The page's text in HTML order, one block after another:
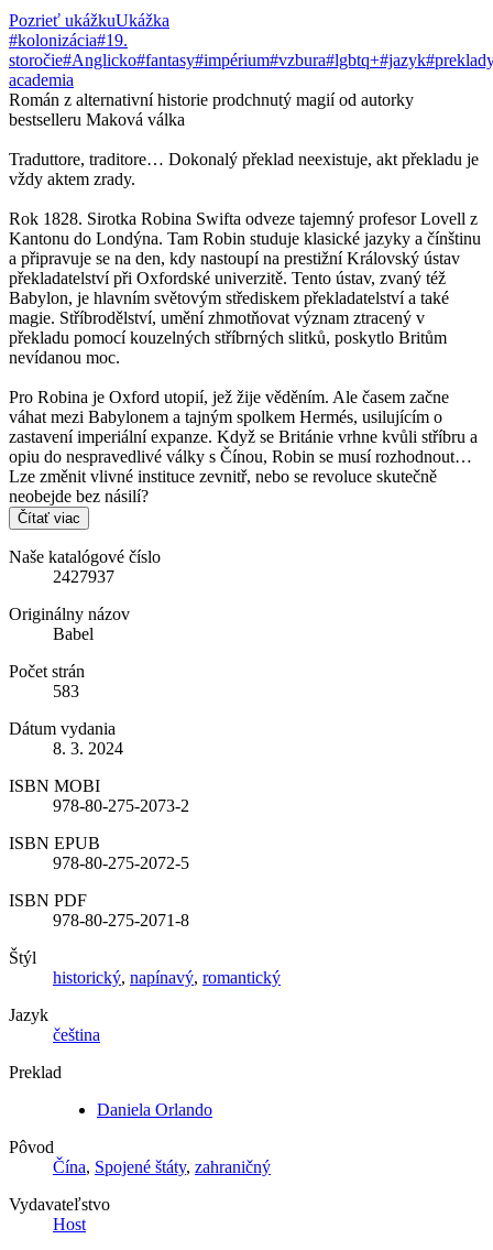
Pozrieť ukážkuUkážka
#kolonizácia#19.
storočie#Anglicko#fantasy#impérium#vzbura#lgbtq+#jazyk
academia
Román z alternativní historie prodchnutý magií od autorky
bestselleru Maková válka
Traduttore, traditore… Dokonalý překlad neexistuje, akt překladu je
vždy aktem zrady.
Rok 1828. Sirotka Robina Swifta odveze tajemný profesor Lovell z
Kantonu do Londýna. Tam Robin studuje klasické jazyky a čínštinu
a připravuje se na den, kdy nastoupí na prestižní Královský ústav
překladatelství při Oxfordské univerzitě. Tento ústav, zvaný též
Babylon, je hlavním světovým střediskem překladatelství a také
magie. Stříbrodělství, umění zhmotňovat význam ztracený v
překladu pomocí kouzelných stříbrných slitků, poskytlo Britům
nevídanou moc.
Pro Robina je Oxford utopií, jež žije věděním. Ale časem začne
váhat mezi Babylonem a tajným spolkem Hermés, usilujícím o
zastavení imperiální expanze. Když se Británie vrhne kvůli stříbru a
opiu do nespravedlivé války s Čínou, Robin se musí rozhodnout…
Lze změnit vlivné instituce zevnitř, nebo se revoluce skutečně
neobejde bez násilí?
Čítať viac
Naše katalógové číslo
2427937
Originálny názov
Babel
Počet strán
583
Dátum vydania
8. 3. 2024
ISBN MOBI
978-80-275-2073-2
ISBN EPUB
978-80-275-2072-5
ISBN PDF
978-80-275-2071-8
Štýl
historický, napínavý, romantický
Jazyk
čeština
Preklad
Daniela Orlando
Pôvod
Čína, Spojené štáty, zahraničný
Vydavateľstvo
Host